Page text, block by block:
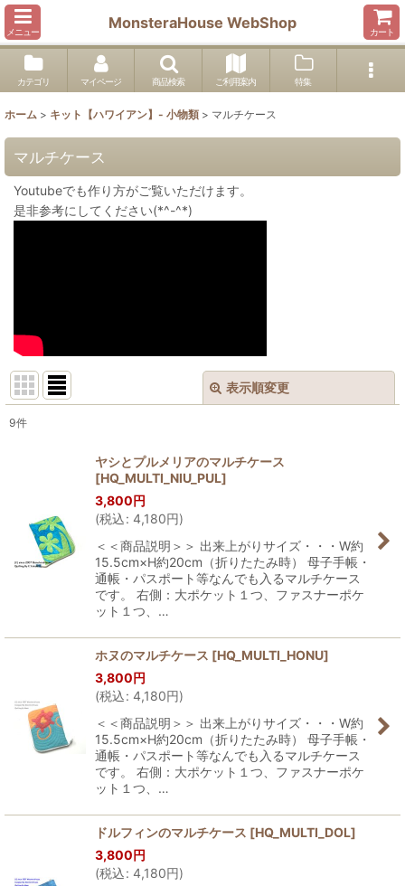
メニュー
MonsteraHouse WebShop
カート
カテゴリ マイページ 商品検索 ご利用案内 特集
ホーム > キット【ハワイアン】- 小物類 > マルチケース
マルチケース
Youtubeでも作り方がご覧いただけます。
是非参考にしてください(*^-^*)
表示順変更
絞り込む
9件
ヤシとプルメリアのマルチケース
[HQ_MULTI_NIU_PUL]
3,800円
(税込: 4,180円)
＜＜商品説明＞＞ 出来上がりサイズ・・・W約
15.5cm×H約20cm（折りたたみ時） 母子手帳・
通帳・パスポート等なんでも入るマルチケース
です。 右側：大ポケット１つ、ファスナーポケ
ット１つ、…
ホヌのマルチケース [HQ_MULTI_HONU]
3,800円
(税込: 4,180円)
＜＜商品説明＞＞ 出来上がりサイズ・・・W約
15.5cm×H約20cm（折りたたみ時） 母子手帳・
通帳・パスポート等なんでも入るマルチケース
です。 右側：大ポケット１つ、ファスナーポケ
ット１つ、…
ドルフィンのマルチケース [HQ_MULTI_DOL]
3,800円
(税込: 4,180円)